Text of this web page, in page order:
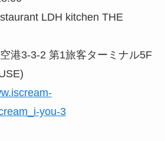
LDH kitchen THE
港3-3-2 第1旅客ターミナル5F
you-3